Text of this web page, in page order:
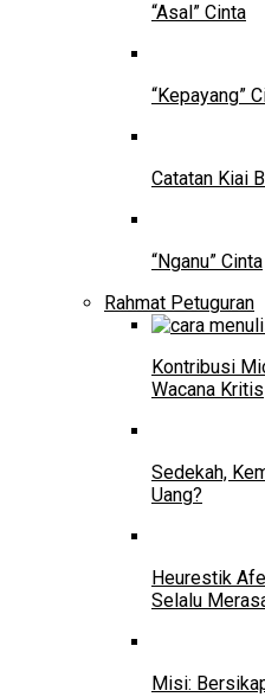
“Asal” Cinta
“Kepayang”
Catatan Kiai
“Nganu” Cinta
Rahmat Petuguran
Kontribusi
Wacana Kritis
Sedekah,
Uang?
Heurestik
Selalu
Misi: